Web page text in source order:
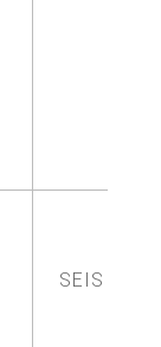
SEIS (6)